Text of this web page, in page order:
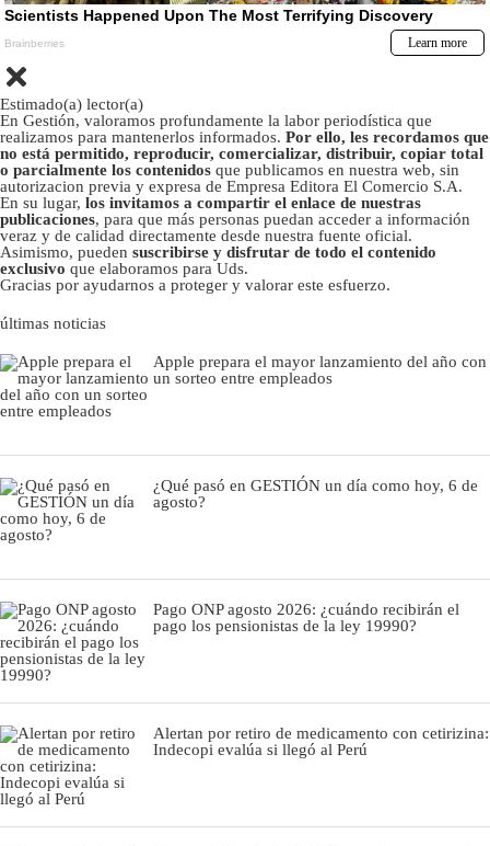
Estimado(a) lector(a)
En Gestión, valoramos profundamente la labor periodística que
realizamos para mantenerlos informados. Por ello, les recordamos que
no está permitido, reproducir, comercializar, distribuir, copiar total
o parcialmente los contenidos que publicamos en nuestra web, sin
autorizacion previa y expresa de Empresa Editora El Comercio S.A.
En su lugar, los invitamos a compartir el enlace de nuestras
publicaciones, para que más personas puedan acceder a información
veraz y de calidad directamente desde nuestra fuente oficial.
Asimismo, pueden suscribirse y disfrutar de todo el contenido
exclusivo que elaboramos para Uds.
Gracias por ayudarnos a proteger y valorar este esfuerzo.
últimas noticias
Apple prepara el mayor lanzamiento del año con
un sorteo entre empleados
¿Qué pasó en GESTIÓN un día como hoy, 6 de
agosto?
Pago ONP agosto 2026: ¿cuándo recibirán el
pago los pensionistas de la ley 19990?
Alertan por retiro de medicamento con cetirizina:
Indecopi evalúa si llegó al Perú